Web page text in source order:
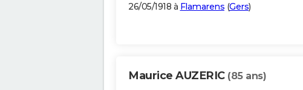
26/05/1918 à Flamarens (Gers)
Maurice AUZERIC (85 ans)